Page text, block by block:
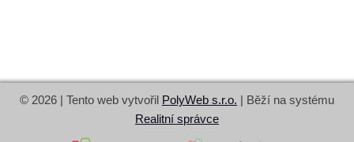
© 2026 | Tento web vytvořil PolyWeb s.r.o. | Běží na systému
Realitní správce